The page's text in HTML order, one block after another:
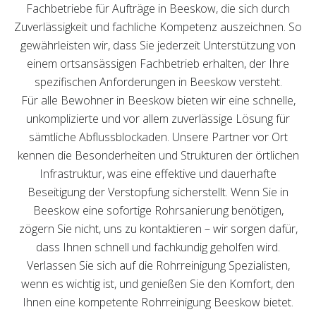
Fachbetriebe für Aufträge in Beeskow, die sich durch
Zuverlässigkeit und fachliche Kompetenz auszeichnen. So
gewährleisten wir, dass Sie jederzeit Unterstützung von
einem ortsansässigen Fachbetrieb erhalten, der Ihre
spezifischen Anforderungen in Beeskow versteht.
Für alle Bewohner in Beeskow bieten wir eine schnelle,
unkomplizierte und vor allem zuverlässige Lösung für
sämtliche Abflussblockaden. Unsere Partner vor Ort
kennen die Besonderheiten und Strukturen der örtlichen
Infrastruktur, was eine effektive und dauerhafte
Beseitigung der Verstopfung sicherstellt. Wenn Sie in
Beeskow eine sofortige Rohrsanierung benötigen,
zögern Sie nicht, uns zu kontaktieren – wir sorgen dafür,
dass Ihnen schnell und fachkundig geholfen wird.
Verlassen Sie sich auf die Rohrreinigung Spezialisten,
wenn es wichtig ist, und genießen Sie den Komfort, den
Ihnen eine kompetente Rohrreinigung Beeskow bietet.